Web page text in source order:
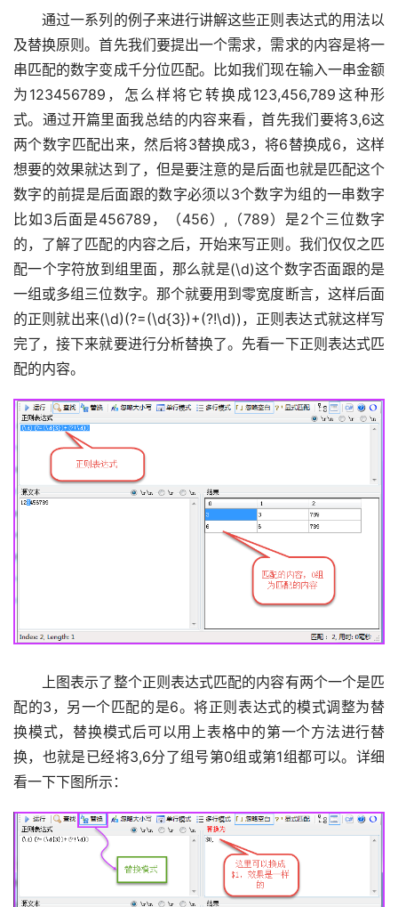
通过一系列的例子来进行讲解这些正则表达式的用法以
及替换原则。首先我们要提出一个需求，需求的内容是将一
串匹配的数字变成千分位匹配。比如我们现在输入一串金额
为123456789，怎么样将它转换成123,456,789这种形
式。通过开篇里面我总结的内容来看，首先我们要将3,6这
两个数字匹配出来，然后将3替换成3，将6替换成6，这样
想要的效果就达到了，但是要注意的是后面也就是匹配这个
数字的前提是后面跟的数字必须以3个数字为组的一串数字
比如3后面是456789，（456）,（789）是2个三位数字
的，了解了匹配的内容之后，开始来写正则。我们仅仅之匹
配一个字符放到组里面，那么就是(\d)这个数字否面跟的是
一组或多组三位数字。那个就要用到零宽度断言，这样后面
的正则就出来(\d)(?=(\d{3})+(?!\d))，正则表达式就这样写
完了，接下来就要进行分析替换了。先看一下正则表达式匹
配的内容。
上图表示了整个正则表达式匹配的内容有两个一个是匹
配的3，另一个匹配的是6。将正则表达式的模式调整为替
换模式，替换模式后可以用上表格中的第一个方法进行替
换，也就是已经将3,6分了组号第0组或第1组都可以。详细
看一下下图所示：